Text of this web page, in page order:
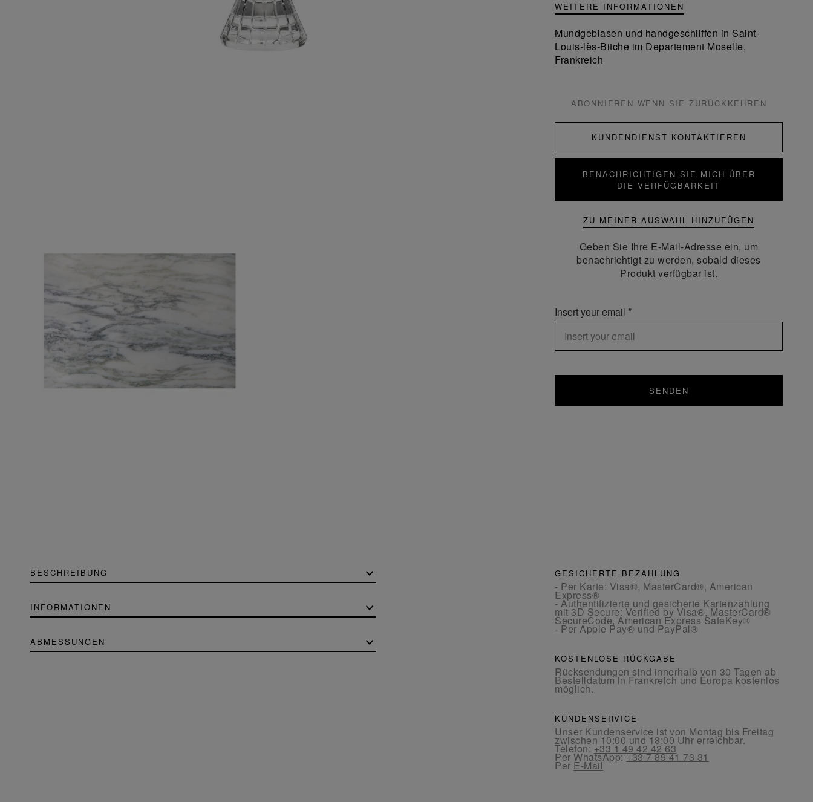
WEITERE INFORMATIONEN
Mundgeblasen und handgeschliffen in Saint-
Louis-lès-Bitche im Departement Moselle,
Frankreich
ABONNIEREN WENN SIE ZURÜCKKEHREN
KUNDENDIENST KONTAKTIEREN
BENACHRICHTIGEN SIE MICH ÜBER
DIE VERFÜGBARKEIT
ZU MEINER AUSWAHL HINZUFÜGEN
Geben Sie Ihre E-Mail-Adresse ein, um
benachrichtigt zu werden, sobald dieses
Produkt verfügbar ist.
Insert your email
SENDEN
BESCHREIBUNG
INFORMATIONEN
ABMESSUNGEN
GESICHERTE BEZAHLUNG
- Per Karte: Visa®, MasterCard®, American
Express®
- Authentifizierte und gesicherte Kartenzahlung
mit 3D Secure: Verified by Visa®, MasterCard®
SecureCode, American Express SafeKey®
- Per Apple Pay® und PayPal®
KOSTENLOSE RÜCKGABE
Rücksendungen sind innerhalb von 30 Tagen ab
Bestelldatum in Frankreich und Europa kostenlos
möglich.
KUNDENSERVICE
Unser Kundenservice ist von Montag bis Freitag
zwischen 10:00 und 18:00 Uhr erreichbar.
Telefon:+33 1 49 42 42 63
Per WhatsApp:+33 7 89 41 73 31
Per E-Mail